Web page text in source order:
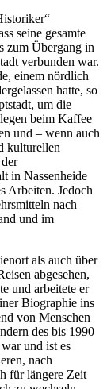
seine gesamte
zum Übergang in
verbunden war.
einem nördlich
hatte, so
um die
beim Kaffee
und – wenn auch
kulturellen
in Nassenheide
Arbeiten. Jedoch
nach
und im
als auch über
abgesehen,
und arbeitete er
Biographie ins
von Menschen
des bis 1990
und ist es
nach
für längere Zeit